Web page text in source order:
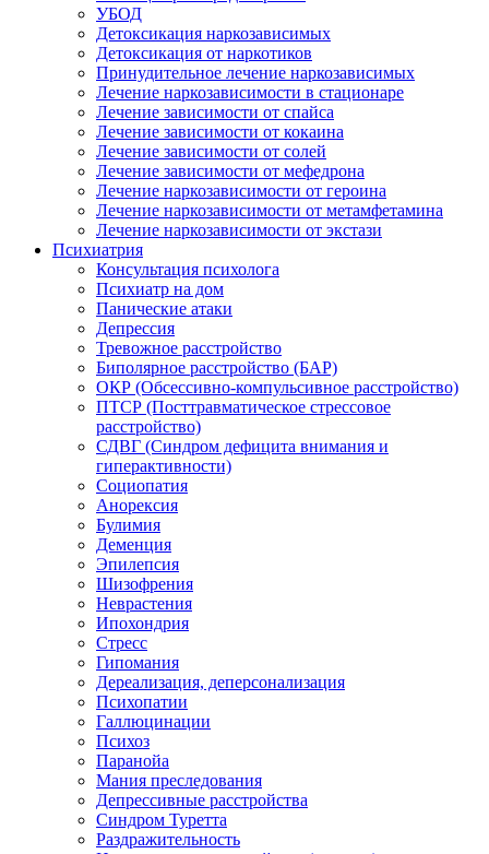
УБОД
Детоксикация наркозависимых
Детоксикация от наркотиков
Принудительное лечение наркозависимых
Лечение наркозависимости в стационаре
Лечение зависимости от спайса
Лечение зависимости от кокаина
Лечение зависимости от солей
Лечение зависимости от мефедрона
Лечение наркозависимости от героина
Лечение наркозависимости от метамфетамина
Лечение наркозависимости от экстази
Психиатрия
Консультация психолога
Психиатр на дом
Панические атаки
Депрессия
Тревожное расстройство
Биполярное расстройство (БАР)
ОКР (Обсессивно-компульсивное расстройство)
ПТСР (Посттравматическое стрессовое
расстройство)
СДВГ (Синдром дефицита внимания и
гиперактивности)
Социопатия
Анорексия
Булимия
Деменция
Эпилепсия
Шизофрения
Неврастения
Ипохондрия
Стресс
Гипомания
Дереализация, деперсонализация
Психопатии
Галлюцинации
Психоз
Паранойа
Мания преследования
Депрессивные расстройства
Синдром Туретта
Раздражительность